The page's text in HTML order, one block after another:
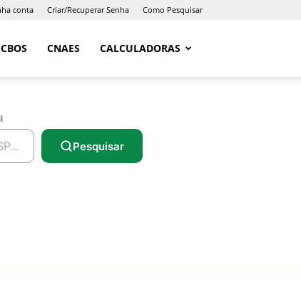
conta Criar/Recuperar Senha Como Pesquisar
CBOS CNAES CALCULADORAS
Pesquisar